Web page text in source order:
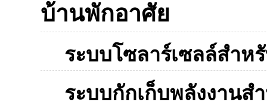
บ้านพักอาศัย
ระบบโซลาร์เซลล์สำห
ระบบกักเก็บพลังงานส